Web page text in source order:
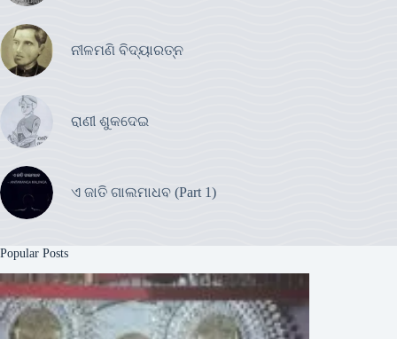
ନୀଳମଣି ବିଦ୍ୟାରତ୍ନ
ରାଣୀ ଶୁକଦେଇ
ଏ ଜାତି ଗାଲମାଧବ (Part 1)
Popular Posts